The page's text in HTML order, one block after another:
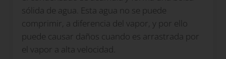
sólida de agua. Esta agua no se puede
comprimir, a diferencia del vapor, y por ello
puede causar daños cuando es arrastrada por
el vapor a alta velocidad.